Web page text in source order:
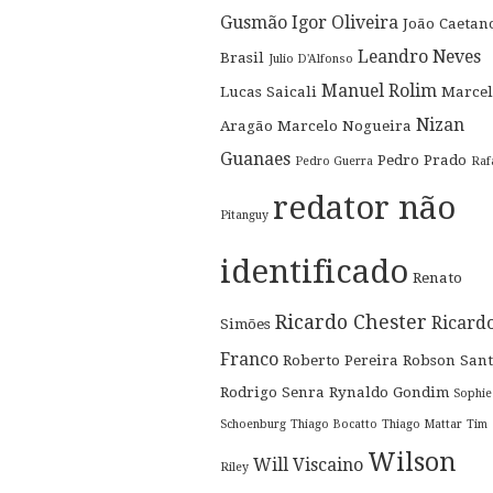
Gusmão Igor Oliveira João
Brasil Julio D'Alfonso Leandro Neves
Lucas Saicali Manuel Rolim
Aragão Marcelo Nogueira Nizan
Guanaes Pedro Guerra Pedro Prado
Pitanguy redator não
identificado Renato
Simões Ricardo Chester
Franco Roberto Pereira Robson
Rodrigo Senra Rynaldo Gondim Sophie
Schoenburg Thiago Bocatto Thiago Mattar Tim
Riley Will Viscaino Wilson